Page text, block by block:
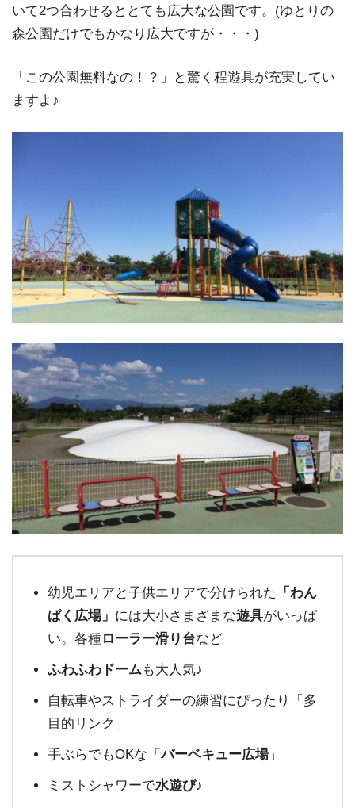
いて2つ合わせるととても広大な公園です。(ゆとりの
森公園だけでもかなり広大ですが・・・)
「この公園無料なの！？」と驚く程遊具が充実してい
ますよ♪
幼児エリアと子供エリアで分けられた 「わん
ぱく広場」 には大小さまざまな遊具がいっぱ
い。各種ローラー滑り台など
ふわふわドーム も大人気♪
自転車やストライダーの練習にぴったり「多
目的リンク」
手ぶらでもOKな「バーベキュー広場」
ミストシャワーで水遊び♪